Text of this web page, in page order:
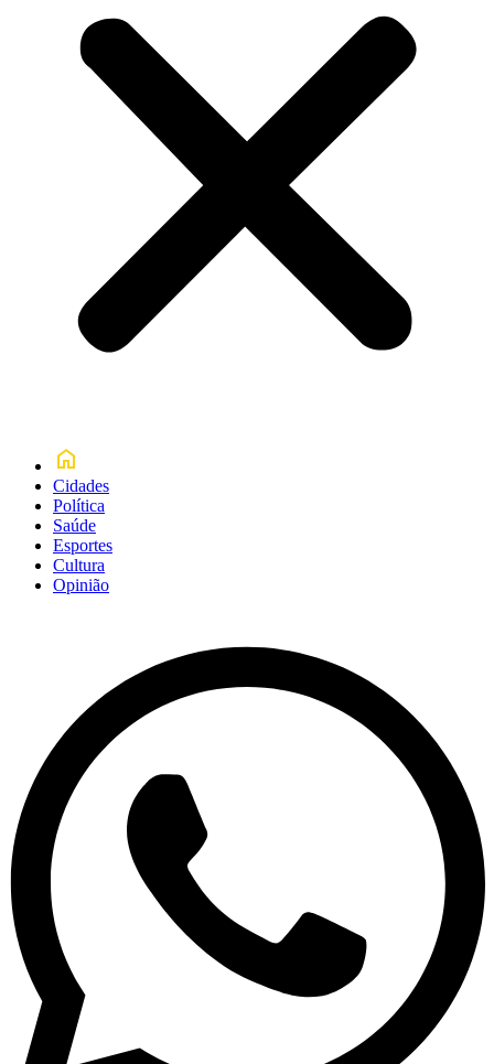
Cidades
Política
Saúde
Esportes
Cultura
Opinião